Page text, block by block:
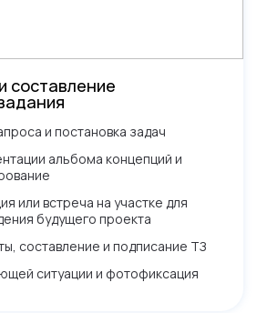
составление
и постановка задач
альбома концепций и
или встреча на участке для
будущего проекта
составление и подписание ТЗ
ситуации и фотофиксация